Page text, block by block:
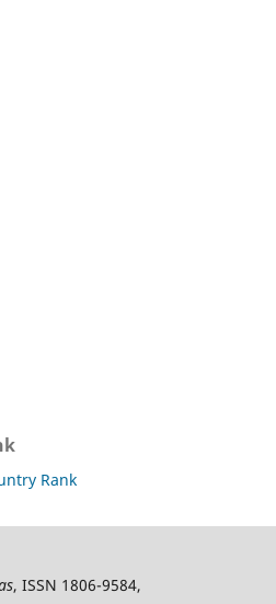
, ISSN 1806-9584,